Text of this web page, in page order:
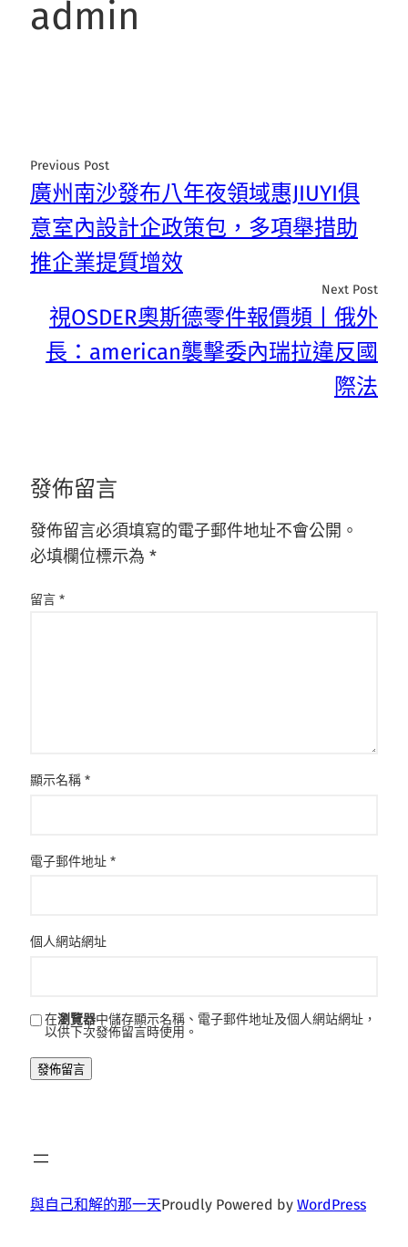
admin
Previous Post
廣州南沙發布八年夜領域惠JIUYI俱
意室內設計企政策包，多項舉措助
推企業提質增效
Next Post
視OSDER奧斯德零件報價頻丨俄外
長：american襲擊委內瑞拉違反國
際法
發佈留言
發佈留言必須填寫的電子郵件地址不會公開。
必填欄位標示為 *
留言 *
顯示名稱 *
電子郵件地址 *
個人網站網址
在瀏覽器中儲存顯示名稱、電子郵件地址及個人網站網址，
以供下次發佈留言時使用。
與自己和解的那一天Proudly Powered by WordPress